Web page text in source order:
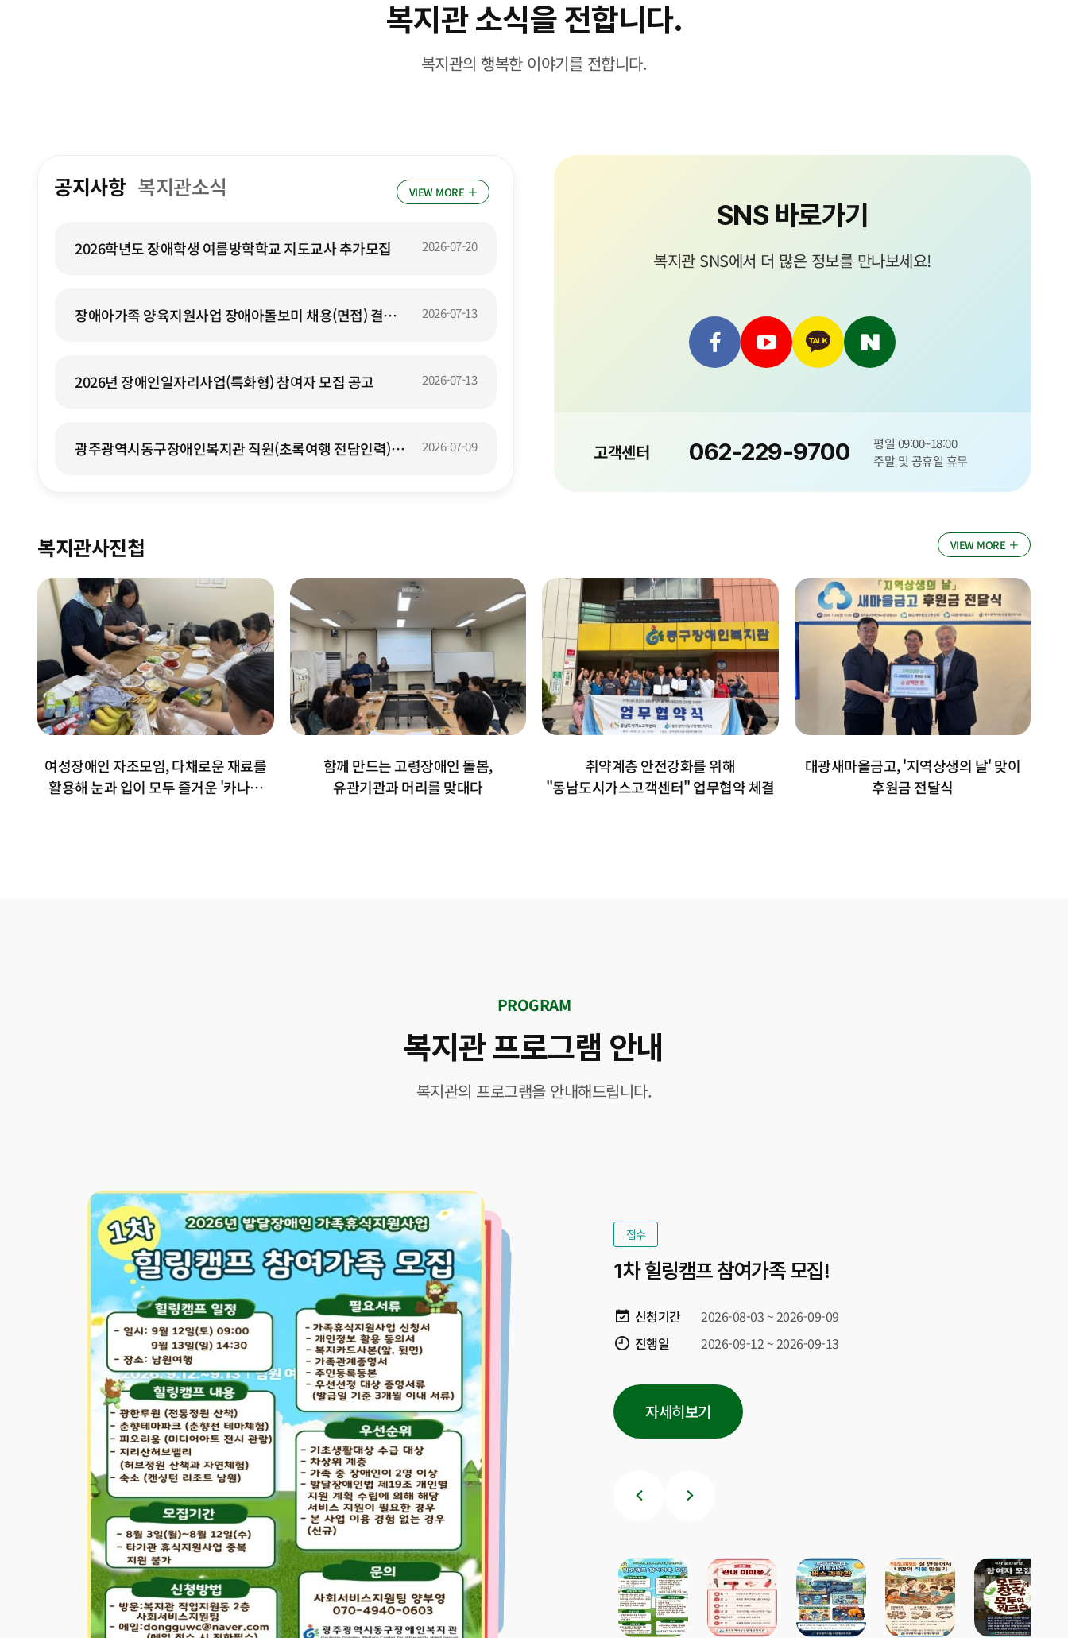
복지관 소식을 전합니다.
복지관의 행복한 이야기를 전합니다.
공지사항최신글 확인
복지관소식
2026학년도 장애학생 여름방학학교 지도교사 추가모집 2026-07-20
장애아가족 양육지원사업 장애아돌보미 채용(면접) 결과
2026-07-13
2026년 장애인일자리사업(특화형) 참여자 모집 공고 2026-07-13
광주광역시동구장애인복지관 직원(초록여행 전담인력)
2026-07-09
VIEW MORE
SNS 바로가기
복지관 SNS에서 더 많은 정보를 만나보세요!
고객센터 062-229-9700
평일 09:00~18:00
주말 및 공휴일 휴무
복지관사진첩
여성장애인 자조모임, 다채로운 재료를
활용해 눈과 입이 모두 즐거운 '카나페
함께 만드는 고령장애인 돌봄,
유관기관과 머리를 맞대다
취약계층 안전강화를 위해
"동남도시가스고객센터" 업무협약 체결
대광새마을금고, '지역상생의 날' 맞이
후원금 전달식
VIEW MORE
PROGRAM
복지관 프로그램 안내
복지관의 프로그램을 안내해드립니다.
접수
1차 힐링캠프 참여가족 모집!
신청기간
2026-08-03 ~ 2026-09-09
진행일
2026-09-12 ~ 2026-09-13
자세히보기